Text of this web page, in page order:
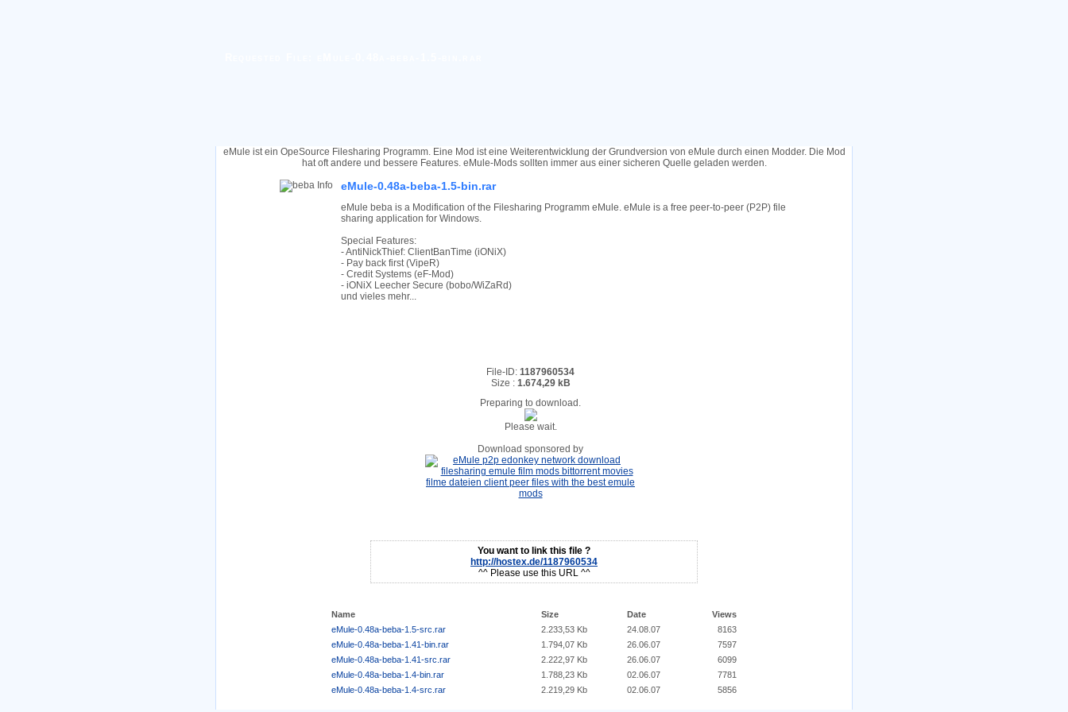
eMule ist ein OpeSource Filesharing Programm. Eine Mod ist eine Weiterentwicklung der Grundversion von eMule durch einen Modder. Die Mod
hat oft andere und bessere Features. eMule-Mods sollten immer aus einer sicheren Quelle geladen werden.
eMule-0.48a-beba-1.5-bin.rar
eMule beba is a Modification of the Filesharing Programm eMule. eMule is a free peer-to-peer (P2P) file
sharing application for Windows.
Special Features:
- AntiNickThief: ClientBanTime (iONiX)
- Pay back first (VipeR)
- Credit Systems (eF-Mod)
- iONiX Leecher Secure (bobo/WiZaRd)
und vieles mehr...
File-ID: 1187960534
Size : 1.674,29 kB
Preparing to download.
Please wait.
Download sponsored by
You want to link this file ?
http://hostex.de/1187960534
^^ Please use this URL ^^
Name Size Date
Views
eMule-0.48a-beba-1.5-src.rar
2.233,53 Kb 24.08.07
8163
eMule-0.48a-beba-1.41-bin.rar
1.794,07 Kb 26.06.07
7597
eMule-0.48a-beba-1.41-src.rar
2.222,97 Kb 26.06.07
6099
eMule-0.48a-beba-1.4-bin.rar
1.788,23 Kb 02.06.07
7781
eMule-0.48a-beba-1.4-src.rar
2.219,29 Kb 02.06.07 5856